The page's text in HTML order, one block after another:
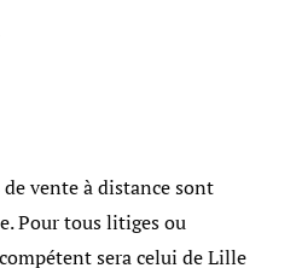
vente à distance sont
Pour tous litiges ou
sera celui de Lille